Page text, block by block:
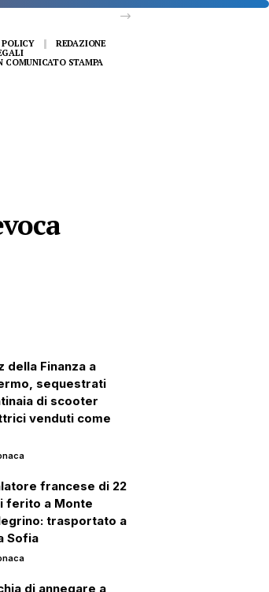
POLICY
REDAZIONE
COMUNICATO STAMPA
della Finanza a
sequestrati
di scooter
venduti come
francese di 22
ferito a Monte
trasportato a
Sofia
di annegare a